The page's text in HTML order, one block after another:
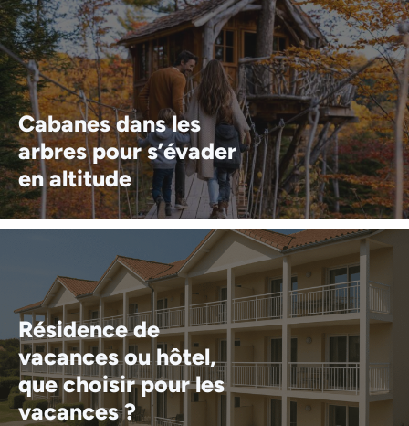
Cabanes dans les
arbres pour s’évader
en altitude
Résidence de
vacances ou hôtel,
que choisir pour les
vacances ?